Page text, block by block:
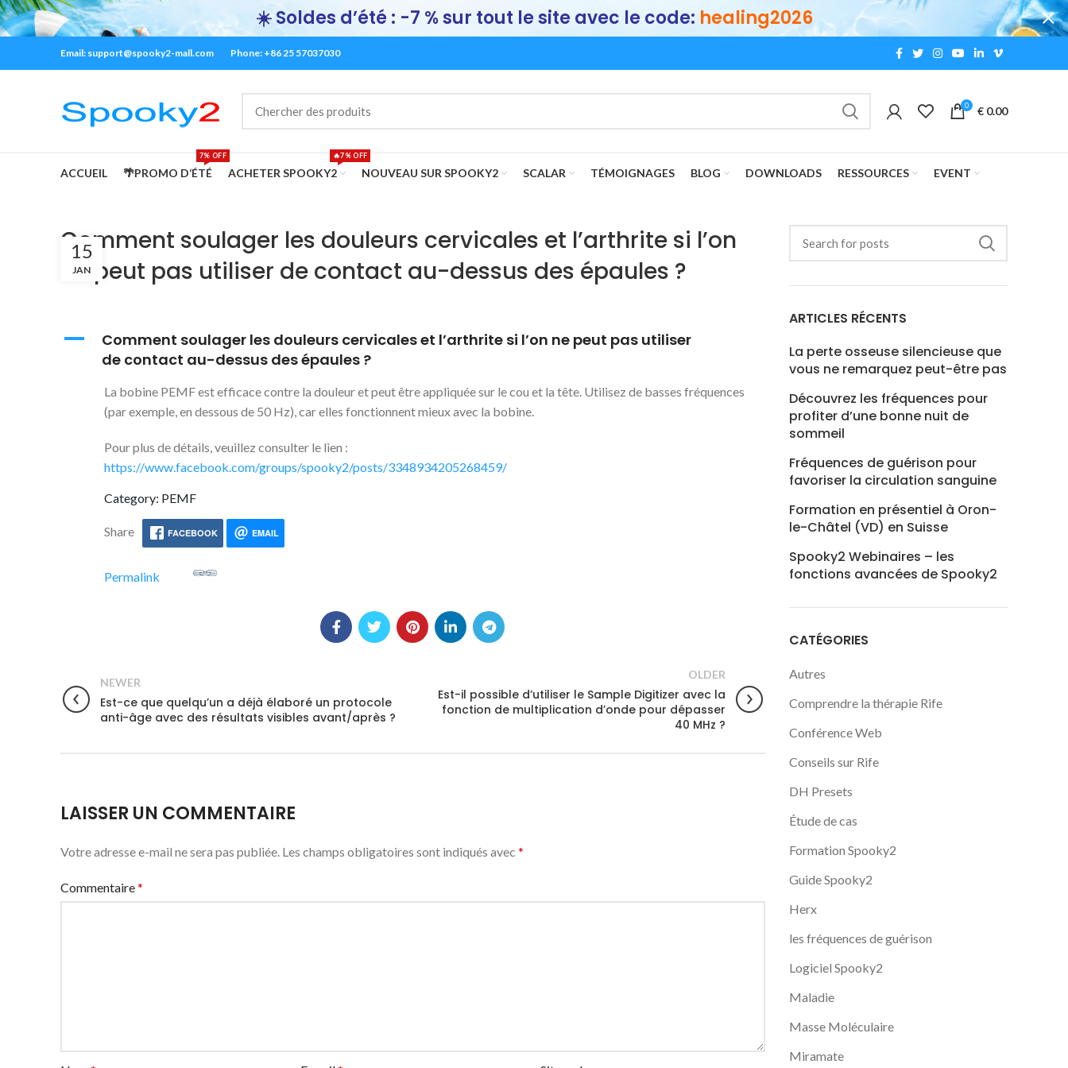
Email: support@spooky2-mall.com Phone: +86 25 57037030
0 € 0.00
ACCUEIL 🌴PROMO D‘ÉTÉ
7% OFF
ACHETER SPOOKY2
🔥7% OFF
NOUVEAU SUR SPOOKY2 SCALAR TÉMOIGNAGES BLOG DOWNLOADS RESSOURCES EVENT
Comment soulager les douleurs cervicales et l’arthrite si l’on
ne peut pas utiliser de contact au-dessus des épaules ?
15
JAN
A
Comment soulager les douleurs cervicales et l’arthrite si l’on ne peut pas utiliser
de contact au-dessus des épaules ?
La bobine PEMF est efficace contre la douleur et peut être appliquée sur le cou et la tête. Utilisez de basses fréquences
(par exemple, en dessous de 50 Hz), car elles fonctionnent mieux avec la bobine.
Pour plus de détails, veuillez consulter le lien :
https://www.facebook.com/groups/spooky2/posts/3348934205268459/
Category: PEMF
Share FACEBOOK EMAIL
Permalink
NEWER
Est-ce que quelqu’un a déjà élaboré un protocole
anti-âge avec des résultats visibles avant/après ?
OLDER
Est-il possible d’utiliser le Sample Digitizer avec la
fonction de multiplication d’onde pour dépasser
40 MHz ?
LAISSER UN COMMENTAIRE
Votre adresse e-mail ne sera pas publiée. Les champs obligatoires sont indiqués avec *
Commentaire*
ARTICLES RÉCENTS
La perte osseuse silencieuse que
vous ne remarquez peut-être pas
Découvrez les fréquences pour
profiter d’une bonne nuit de
sommeil
Fréquences de guérison pour
favoriser la circulation sanguine
Formation en présentiel à Oron-
le-Châtel (VD) en Suisse
Spooky2 Webinaires – les
fonctions avancées de Spooky2
CATÉGORIES
Autres
Comprendre la thérapie Rife
Conférence Web
Conseils sur Rife
DH Presets
Étude de cas
Formation Spooky2
Guide Spooky2
Herx
les fréquences de guérison
Logiciel Spooky2
Maladie
Masse Moléculaire
Miramate
☀️ Soldes d’été : -7 % sur tout le site avec le code: healing2026